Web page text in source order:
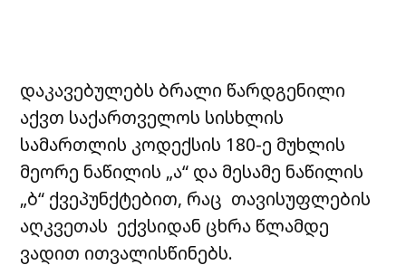
დაკავებულებს ბრალი წარდგენილი
აქვთ საქართველოს სისხლის
სამართლის კოდექსის 180-ე მუხლის
მეორე ნაწილის „ა“ და მესამე ნაწილის
„ბ“ ქვეპუნქტებით, რაც თავისუფლების
აღკვეთას ექვსიდან ცხრა წლამდე
ვადით ითვალისწინებს.